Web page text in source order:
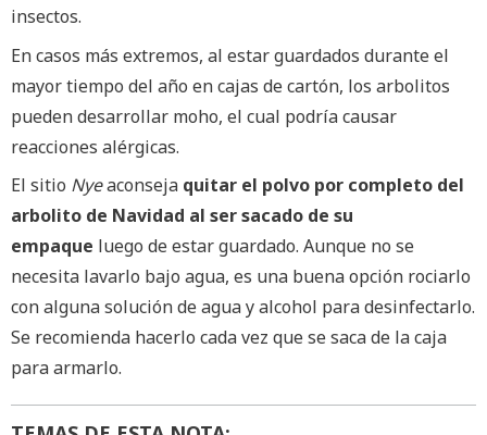
insectos.
En casos más extremos, al estar guardados durante el
mayor tiempo del año en cajas de cartón, los arbolitos
pueden desarrollar moho, el cual podría causar
reacciones alérgicas.
El sitio Nyeaconseja quitar el polvo por completo del
arbolito de Navidad al ser sacado de su
empaque luego de estar guardado. Aunque no se
necesita lavarlo bajo agua, es una buena opción rociarlo
con alguna solución de agua y alcohol para desinfectarlo.
Se recomienda hacerlo cada vez que se saca de la caja
para armarlo.